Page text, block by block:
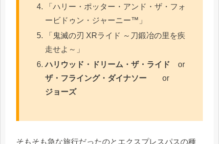
「ハリー・ポッター・アンド・ザ・フォ
ービドゥン・ジャーニー™」
「鬼滅の刃 XRライド ～刀鍛冶の里を疾
走せよ～」
ハリウッド・ドリーム・ザ・ライド or
ザ・フライング・ダイナソー or
ジョーズ
そもそも急な旅行だったのとエクスプレスパスの種